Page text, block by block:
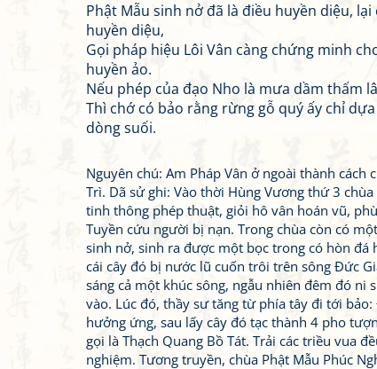
Phật Mẫu sinh nở đã là điều huyền diệu, lại
huyền diệu,
Gọi pháp hiệu Lôi Vân càng chứng minh
huyền ảo.
Nếu phép của đạo Nho là mưa dầm thấm
Thì chớ có bảo rằng rừng gỗ quý ấy chỉ
dòng suối.
Nguyên chú: Am Pháp Vân ở ngoài thành
Trì. Dã sử ghi: Vào thời Hùng Vương thứ 3
tinh thông phép thuật, giỏi hô vân hoán vũ,
Tuyền cứu người bị nạn. Trong chùa còn có
sinh nở, sinh ra được một bọc trong có hòn
cái cây đó bị nước lũ cuốn trôi trên sông Đức
sáng cả một khúc sông, ngẫu nhiên đêm đó ni
vào. Lúc đó, thầy sư tăng từ phía tây đi tới
hưởng ứng, sau lấy cây đó tạc thành 4 pho
gọi là Thạch Quang Bồ Tát. Trải các triều vua
nghiệm. Tương truyền, chùa Phật Mẫu Phúc